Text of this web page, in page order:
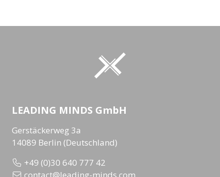
LEADING MINDS GmbH
Gerstäckerweg 3a
14089 Berlin (Deutschland)
+49 (0)30 640 777 42
contact@leading-minds.com